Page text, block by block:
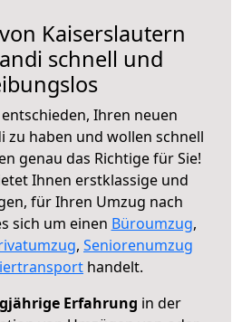
Kaiserslautern
schnell und
Ihren neuen
zu haben und wollen schnell
genau das Richtige für Sie!
Ihnen erstklassige und
für Ihren Umzug nach
sich um einen Büroumzug,
, Seniorenumzug
handelt.
Erfahrung in der